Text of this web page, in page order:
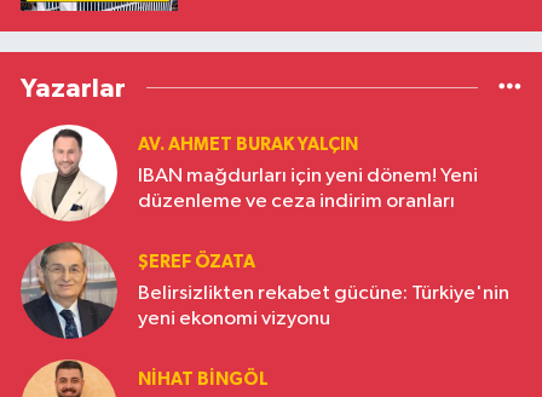
Yazarlar
AV. AHMET BURAK YALÇIN
IBAN mağdurları için yeni dönem! Yeni
düzenleme ve ceza indirim oranları
ŞEREF ÖZATA
Belirsizlikten rekabet gücüne: Türkiye'nin
yeni ekonomi vizyonu
NIHAT BINGÖL